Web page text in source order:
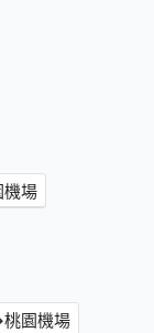
場
園機場